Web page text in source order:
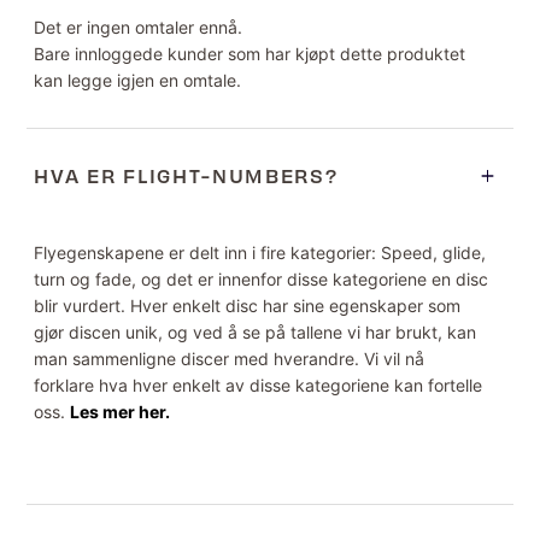
Det er ingen omtaler ennå.
Bare innloggede kunder som har kjøpt dette produktet
kan legge igjen en omtale.
HVA ER FLIGHT-NUMBERS?
Flyegenskapene er delt inn i fire kategorier: Speed, glide,
turn og fade, og det er innenfor disse kategoriene en disc
blir vurdert. Hver enkelt disc har sine egenskaper som
gjør discen unik, og ved å se på tallene vi har brukt, kan
man sammenligne discer med hverandre. Vi vil nå
forklare hva hver enkelt av disse kategoriene kan fortelle
oss.Les mer her.